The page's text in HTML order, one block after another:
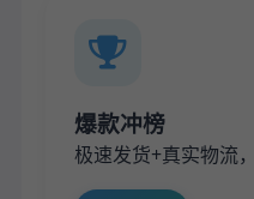
爆款冲榜
极速发货+真实物流